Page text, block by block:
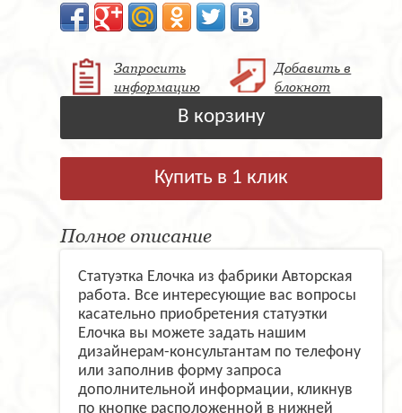
Запросить
информацию
Добавить в
блокнот
В корзину
Купить в 1 клик
Полное описание
Статуэтка Елочка из фабрики Авторская
работа. Все интересующие вас вопросы
касательно приобретения статуэтки
Елочка вы можете задать нашим
дизайнерам-консультантам по телефону
или заполнив форму запроса
дополнительной информации, кликнув
по кнопке расположенной в нижней